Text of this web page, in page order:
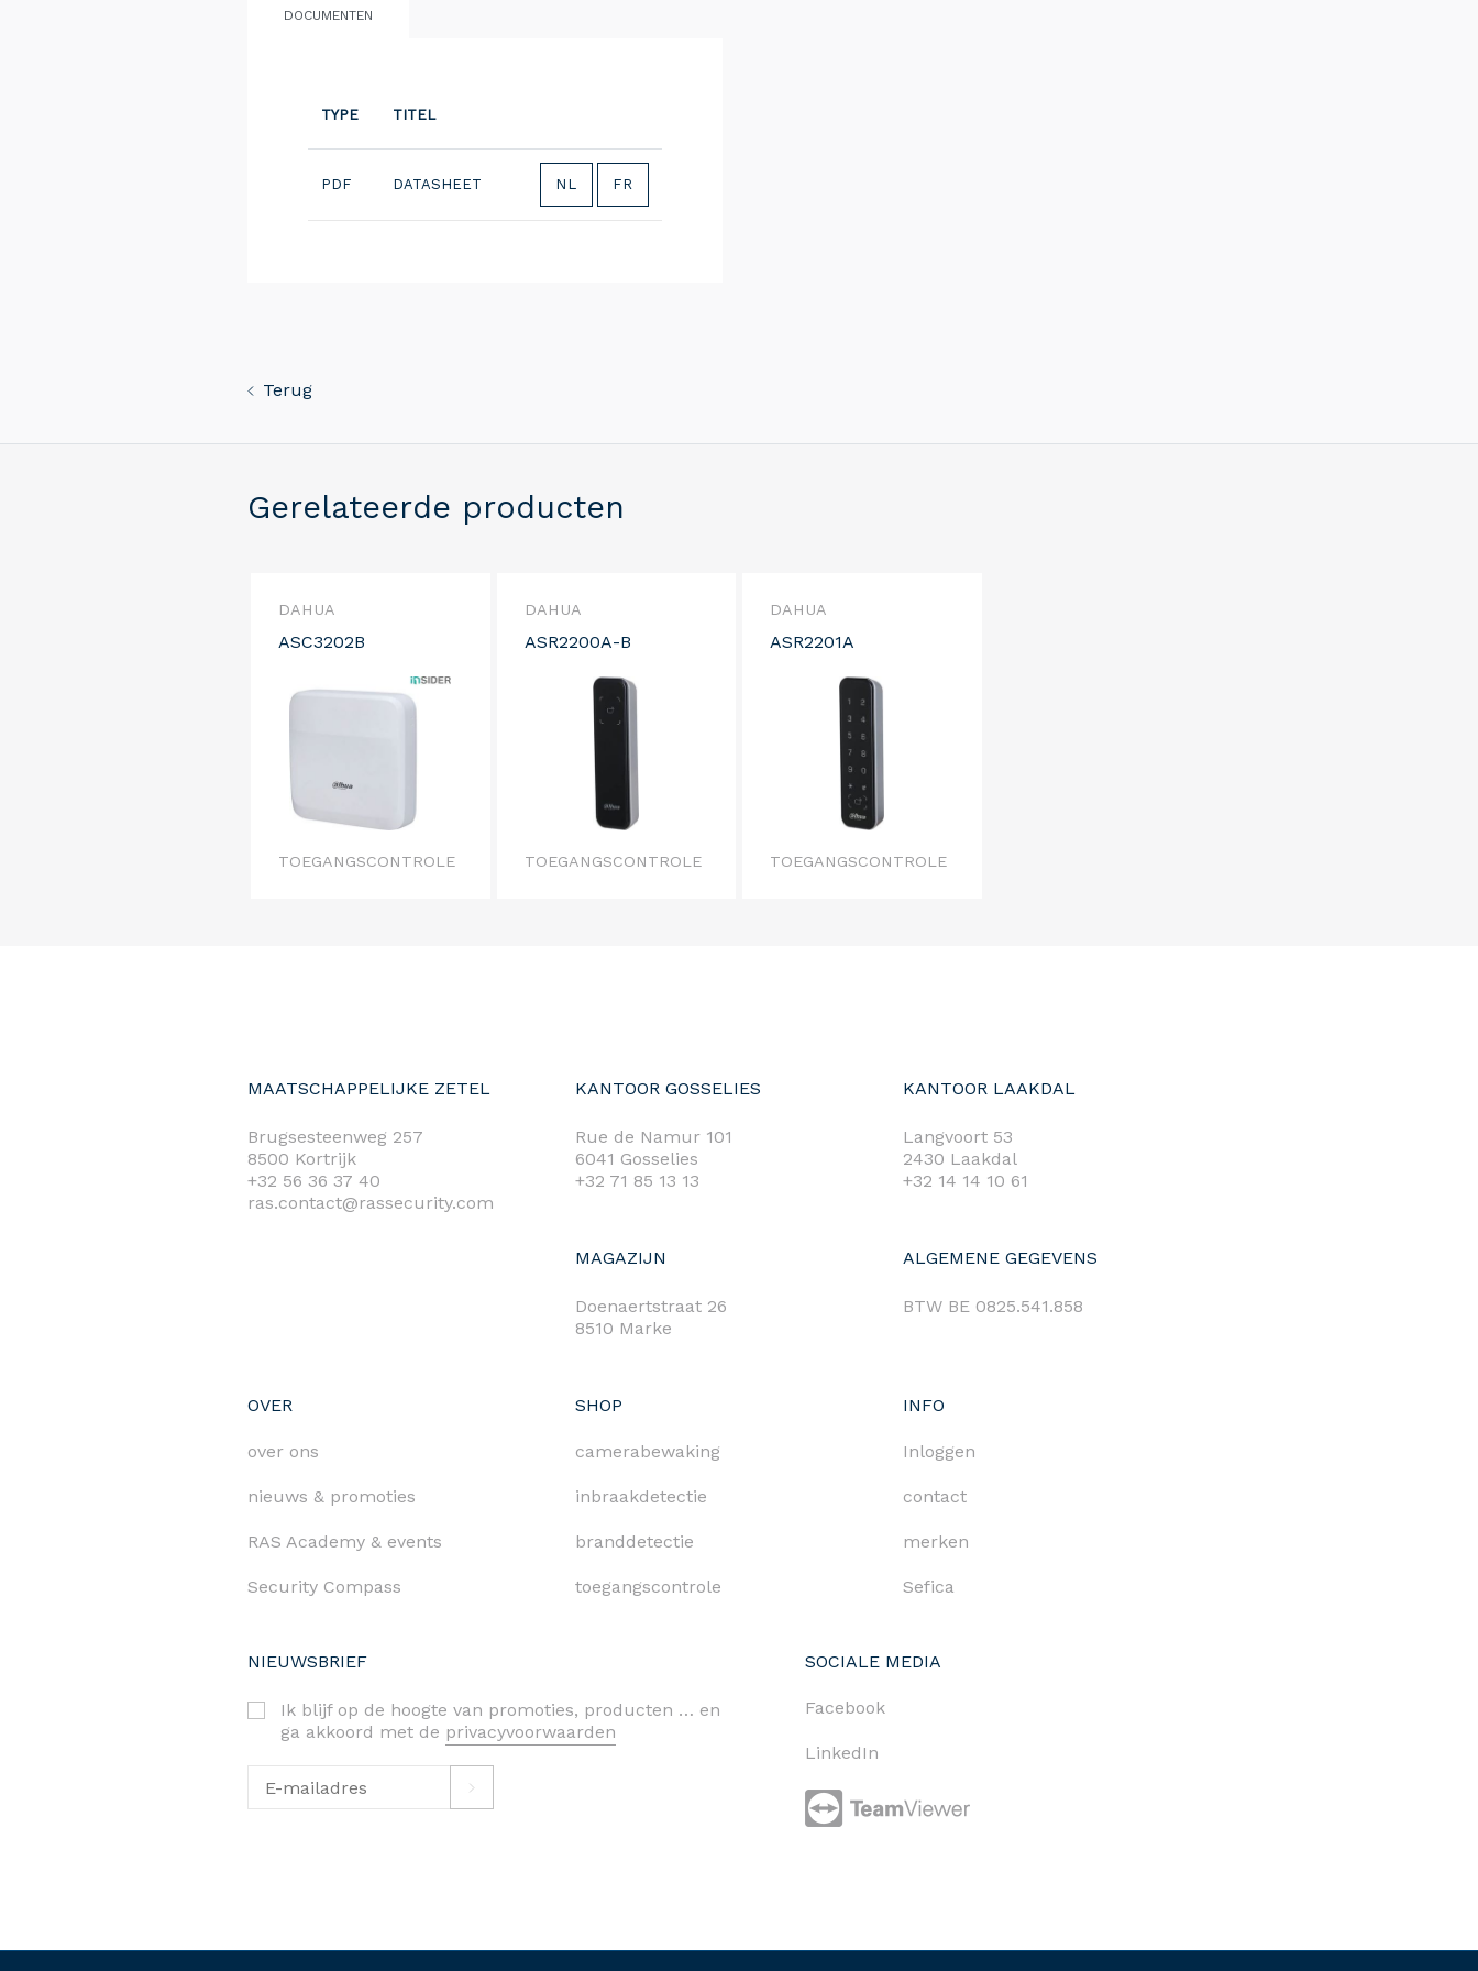
DOCUMENTEN
TYPE TITEL
PDF DATASHEET NL FR
Terug
Gerelateerde producten
DAHUA
ASC3202B
TOEGANGSCONTROLE
DAHUA
ASR2200A-B
TOEGANGSCONTROLE
DAHUA
ASR2201A
TOEGANGSCONTROLE
MAATSCHAPPELIJKE ZETEL
Brugsesteenweg 257
8500 Kortrijk
+32 56 36 37 40
ras.contact@rassecurity.com
KANTOOR GOSSELIES
Rue de Namur 101
6041 Gosselies
+32 71 85 13 13
KANTOOR LAAKDAL
Langvoort 53
2430 Laakdal
+32 14 14 10 61
MAGAZIJN
Doenaertstraat 26
8510 Marke
ALGEMENE GEGEVENS
BTW BE 0825.541.858
OVER
over ons
nieuws & promoties
RAS Academy & events
Security Compass
SHOP
camerabewaking
inbraakdetectie
branddetectie
toegangscontrole
INFO
Inloggen
contact
merken
Sefica
NIEUWSBRIEF
Ik blijf op de hoogte van promoties, producten … en
ga akkoord met de privacyvoorwaarden
SOCIALE MEDIA
Facebook
LinkedIn